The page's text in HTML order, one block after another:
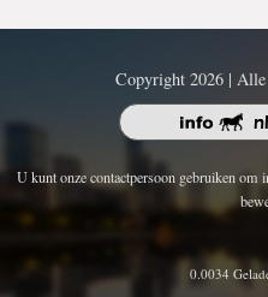
Copyright 2026 | Alle
U kunt onze contactpersoon gebruiken
0.0034